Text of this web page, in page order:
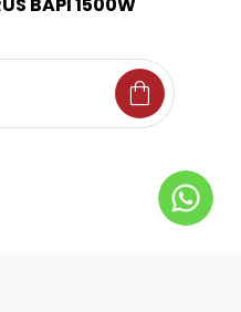
shopping_bag